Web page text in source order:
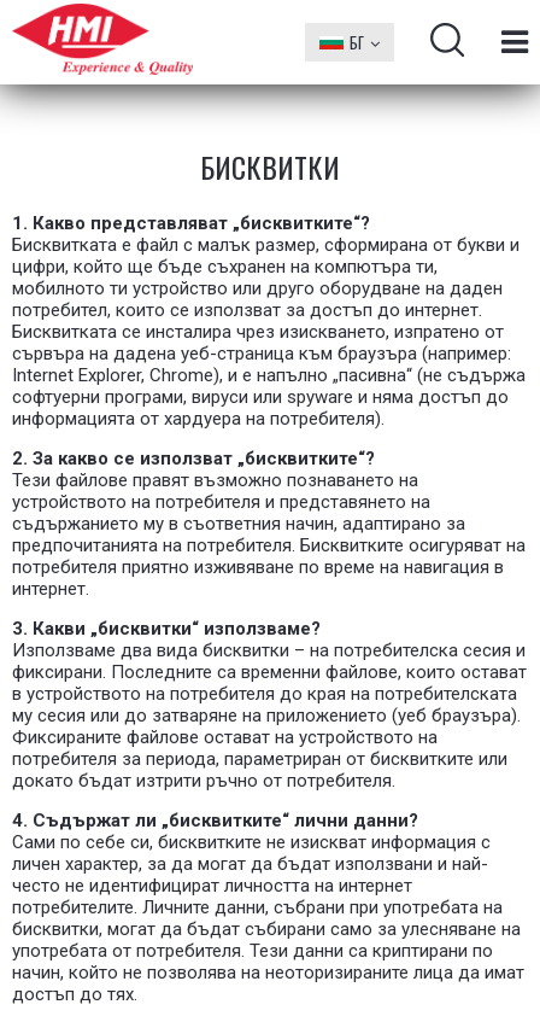
БГ
EN
БИСКВИТКИ
1. Какво представляват „бисквитките“?
Бисквитката е файл с малък размер, сформирана от букви и
цифри, който ще бъде съхранен на компютъра ти,
мобилното ти устройство или друго оборудване на даден
потребител, които се използват за достъп до интернет.
Бисквитката се инсталира чрез изискването, изпратено от
сървъра на дадена уеб-страница към браузъра (например:
Internet Explorer, Chrome), и е напълно „пасивна“ (не съдържа
софтуерни програми, вируси или spyware и няма достъп до
информацията от хардуера на потребителя).
2. За какво се използват „бисквитките“?
Тези файлове правят възможно познаването на
устройството на потребителя и представянето на
съдържанието му в съответния начин, адаптирано за
предпочитанията на потребителя. Бисквитките осигуряват на
потребителя приятно изживяване по време на навигация в
интернет.
3. Какви „бисквитки“ използваме?
Използваме два вида бисквитки – на потребителска сесия и
фиксирани. Последните са временни файлове, които остават
в устройството на потребителя до края на потребителската
му сесия или до затваряне на приложението (уеб браузъра).
Фиксираните файлове остават на устройството на
потребителя за периода, параметриран от бисквитките или
докато бъдат изтрити ръчно от потребителя.
4. Съдържат ли „бисквитките“ лични данни?
Сами по себе си, бисквитките не изискват информация с
личен характер, за да могат да бъдат използвани и най-
често не идентифицират личността на интернет
потребителите. Личните данни, събрани при употребата на
бисквитки, могат да бъдат събирани само за улесняване на
употребата от потребителя. Тези данни са криптирани по
начин, който не позволява на неоторизираните лица да имат
достъп до тях.